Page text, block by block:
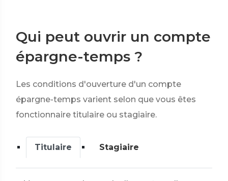
Qui peut ouvrir un compte
épargne-temps ?
Les conditions d'ouverture d'un compte
épargne-temps varient selon que vous êtes
fonctionnaire titulaire ou stagiaire.
Titulaire Stagiaire